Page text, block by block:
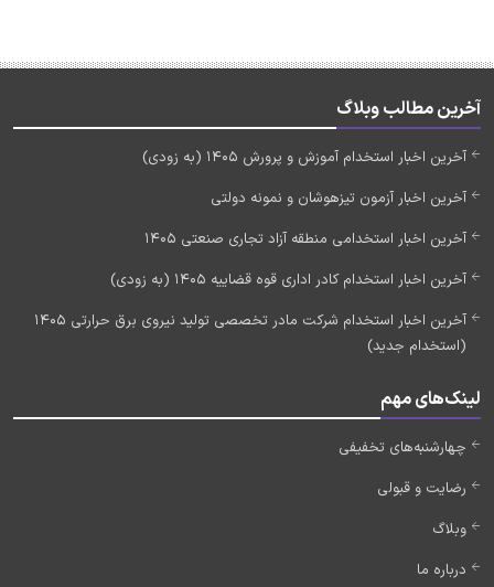
آخرین مطالب وبلاگ
آخرین اخبار استخدام آموزش و پرورش 1405 (به زودی)
آخرین اخبار آزمون تیزهوشان و نمونه دولتی
آخرین اخبار استخدامی منطقه آزاد تجاری صنعتی 1405
آخرین اخبار استخدام کادر اداری قوه قضاییه 1405 (به زودی)
آخرین اخبار استخدام شرکت مادر تخصصی تولید نیروی برق حرارتی 1405
(استخدام جدید)
لینک‌های مهم
چهارشنبه‌های تخفیفی
رضایت و قبولی
وبلاگ
درباره ما